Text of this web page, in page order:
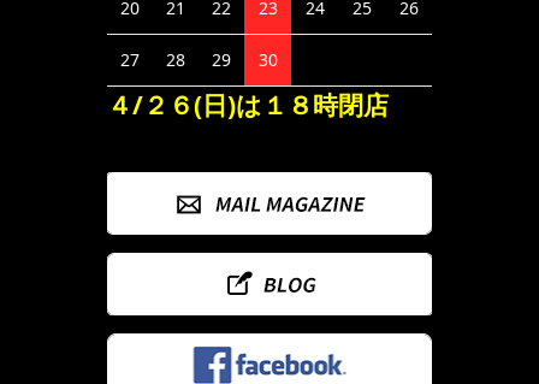
20 21 22 23 24 25 26
27 28 29 30
４/２６(日)は１８時閉店